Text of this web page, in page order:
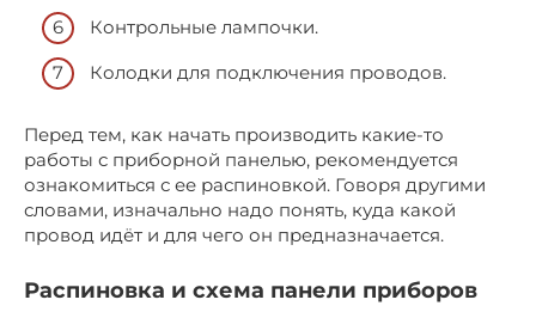
Контрольные лампочки.
Колодки для подключения проводов.
Перед тем, как начать производить какие-то
работы с приборной панелью, рекомендуется
ознакомиться с ее распиновкой. Говоря другими
словами, изначально надо понять, куда какой
провод идёт и для чего он предназначается.
Распиновка и схема панели приборов